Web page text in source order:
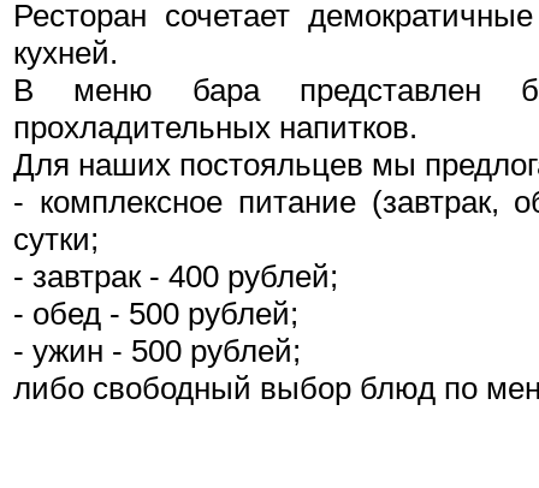
Ресторан сочетает
кухней.
В меню бара представлен
прохладительных напитков.
Для наших постояльцев мы
- комплексное питание (завтрак,
сутки;
- завтрак - 400 рублей;
- обед - 500 рублей;
- ужин - 500 рублей;
либо свободный выбор блюд по